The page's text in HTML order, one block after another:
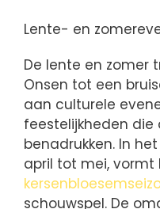
Lente- en
De lente en zomer
Onsen tot een
aan culturele
feestelijkheden die
benadrukken. In
april tot mei, vormt
schouwspel. De